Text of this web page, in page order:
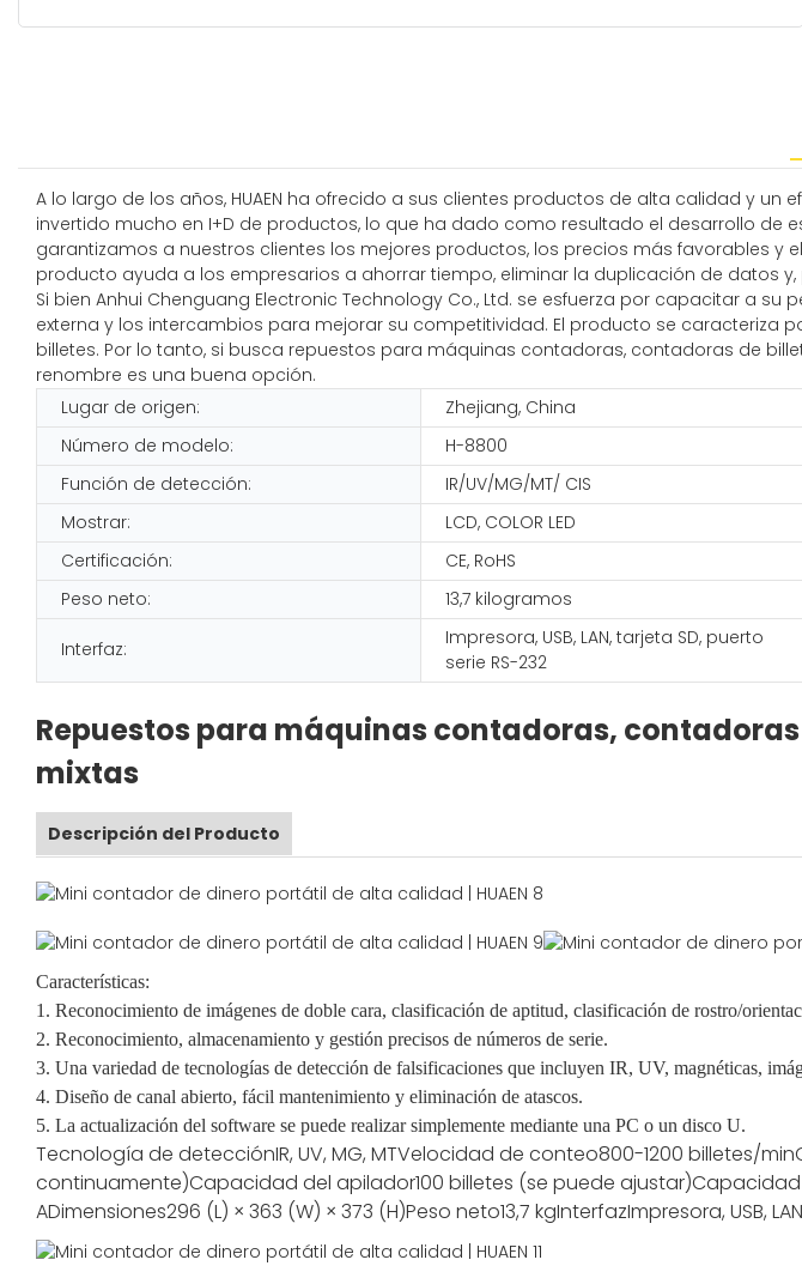
A lo largo de los años, HUAEN ha ofrecido a sus clientes productos de alta calidad y
invertido mucho en I+D de productos, lo que ha dado como resultado el desarrollo
garantizamos a nuestros clientes los mejores productos, los precios más favorables y
producto ayuda a los empresarios a ahorrar tiempo, eliminar la duplicación de datos
Si bien Anhui Chenguang Electronic Technology Co., Ltd. se esfuerza por capacitar a
externa y los intercambios para mejorar su competitividad. El producto se
billetes. Por lo tanto, si busca repuestos para máquinas contadoras, contadoras de
renombre es una buena opción.
Lugar de origen:
Zhejiang, China
Número de modelo:
H-8800
Función de detección:
IR/UV/MG/MT/ CIS
Mostrar:
LCD, COLOR LED
Certificación:
CE, RoHS
Peso neto:
13,7 kilogramos
Interfaz:
Impresora, USB, LAN, tarjeta SD, puerto
serie RS-232
Repuestos para máquinas contadoras,
mixtas
Descripción del Producto
Características:
1. Reconocimiento de imágenes de doble cara, clasificación de aptitud, clasificación de rostro/
2. Reconocimiento, almacenamiento y gestión precisos de números de serie.
3. Una variedad de tecnologías de detección de falsificaciones que incluyen IR, UV, magnéticas,
4. Diseño de canal abierto, fácil mantenimiento y eliminación de atascos.
5. La actualización del software se puede realizar simplemente mediante una PC o un disco U.
Tecnología de detecciónIR, UV, MG, MTVelocidad de conteo800-1200 billetes/min
continuamente)Capacidad del apilador100 billetes (se puede ajustar)
ADimensiones296 (L) × 363 (W) × 373 (H)Peso neto13,7 kgInterfazImpresora, USB,